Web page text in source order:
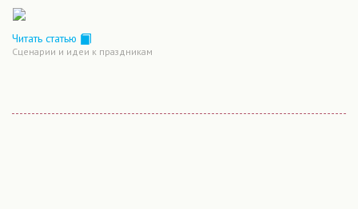
Читать статью
Сценарии и идеи к праздникам